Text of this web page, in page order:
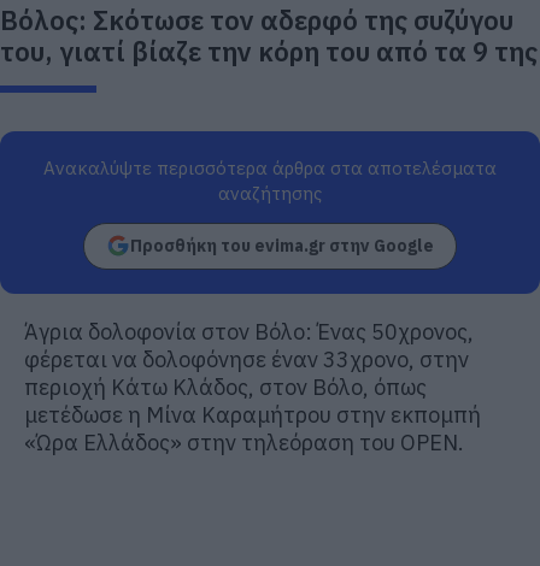
Βόλος: Σκότωσε τον αδερφό της συζύγου
του, γιατί βίαζε την κόρη του από τα 9 της
Ανακαλύψτε περισσότερα άρθρα στα αποτελέσματα
αναζήτησης
Προσθήκη του evima.gr στην Google
Άγρια δολοφονία στον Βόλο: Ένας 50χρονος,
φέρεται να δολοφόνησε έναν 33χρονο, στην
περιοχή Κάτω Κλάδος, στον Βόλο, όπως
μετέδωσε η Μίνα Καραμήτρου στην εκπομπή
«Ώρα Ελλάδος» στην τηλεόραση του OPEN.